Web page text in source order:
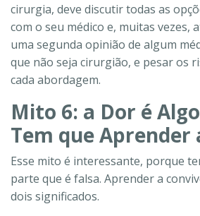
cirurgia, deve discutir todas as
com o seu médico e, muitas vezes,
uma segunda opinião de algum
que não seja cirurgião, e pesar os
cada abordagem.
Mito 6: a Dor é
Tem que Aprender
Esse mito é interessante, porque
parte que é falsa. Aprender a
dois significados.